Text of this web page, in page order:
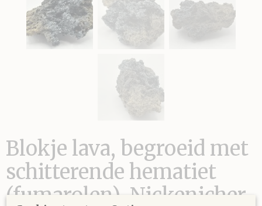
Blokje lava, begroeid met
schitterende hematiet
(fumarolen), Nickenicher